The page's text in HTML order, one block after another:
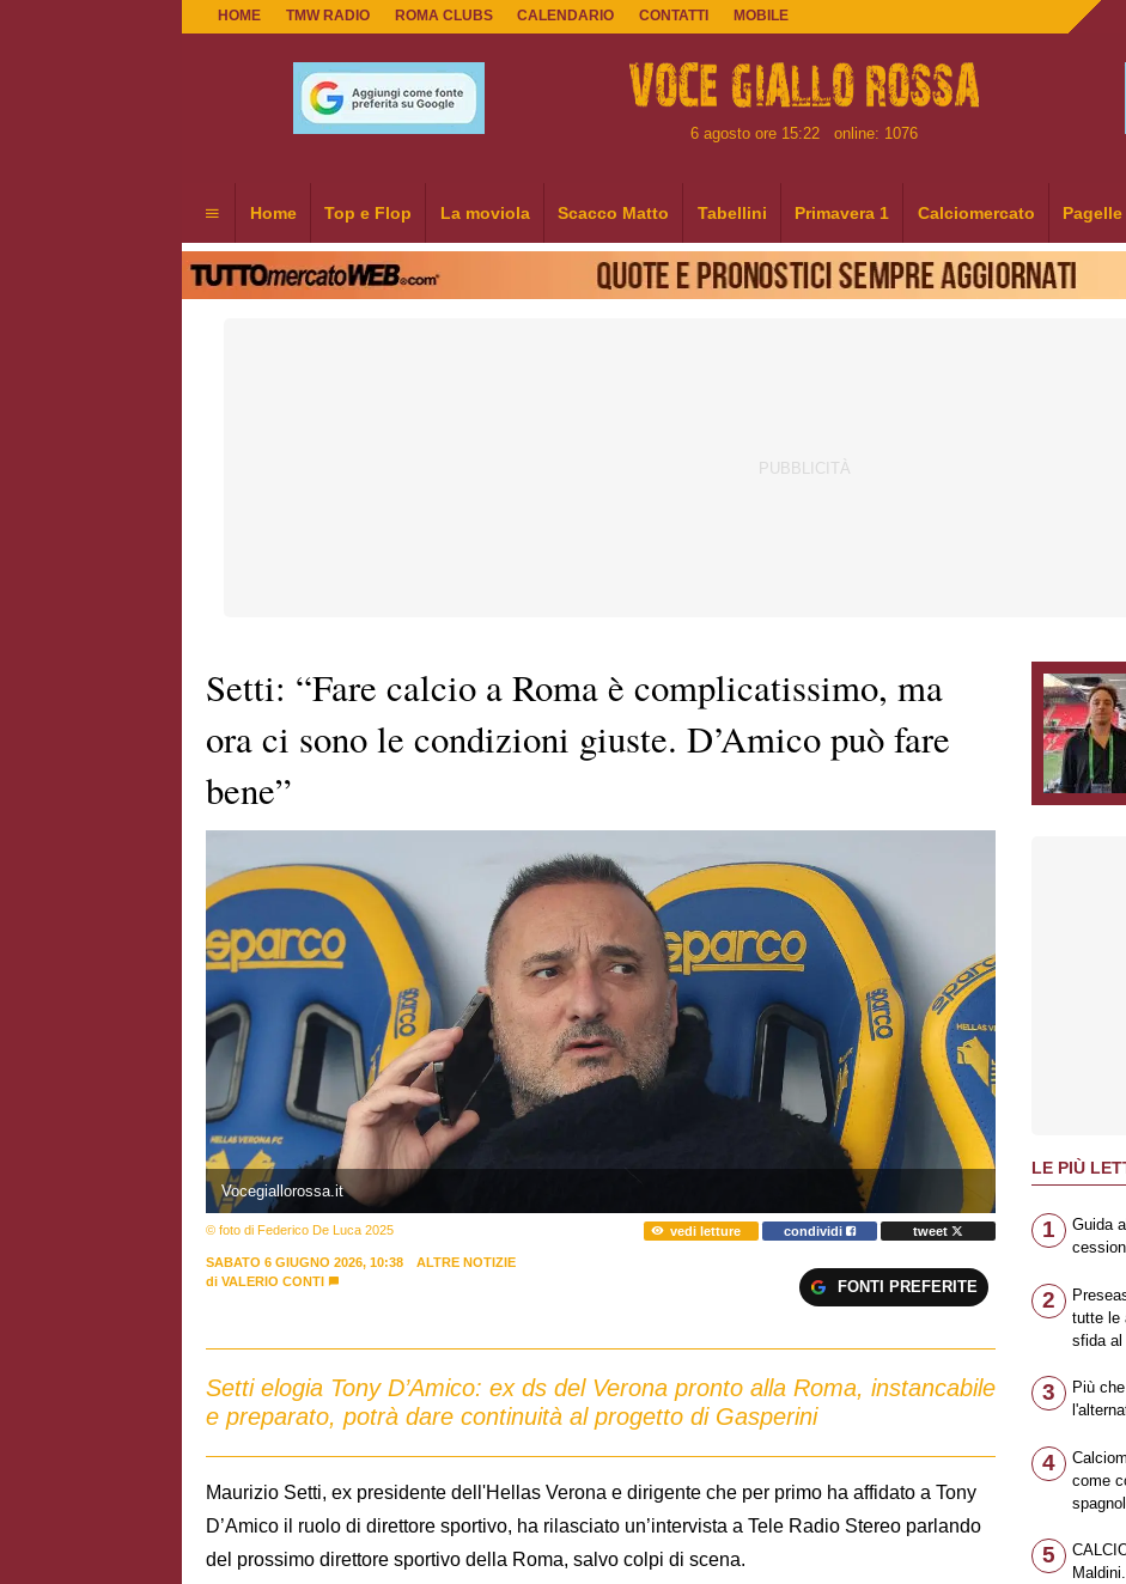
HOME TMW RADIO ROMA CLUBS CALENDARIO CONTATTI MOBILE
6 agosto ore 15:22 online: 1076
Home Top e Flop La moviola Scacco Matto Tabellini Primavera 1 Calciomercato Pagelle
Setti: “Fare calcio a Roma è complicatissimo, ma
ora ci sono le condizioni giuste. D’Amico può fare
bene”
Vocegiallorossa.it
© foto di Federico De Luca 2025 vedi letture condividi tweet
SABATO 6 GIUGNO 2026, 10:38
ALTRE NOTIZIE
di VALERIO CONTI FONTI PREFERITE
Setti elogia Tony D’Amico: ex ds del Verona pronto alla Roma, instancabile
e preparato, potrà dare continuità al progetto di Gasperini
Maurizio Setti, ex presidente dell'Hellas Verona e dirigente che per primo ha affidato a Tony
D’Amico il ruolo di direttore sportivo, ha rilasciato un’intervista a Tele Radio Stereo parlando
del prossimo direttore sportivo della Roma, salvo colpi di scena.
LE PIÙ
1
Guida
2
tutte le
sfida al
3
Più
4
come
5